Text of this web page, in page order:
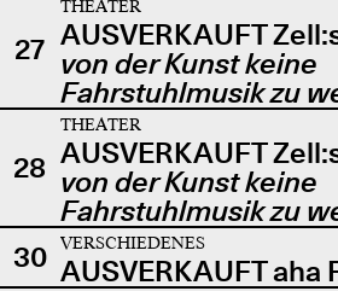
27
THEATER
AUSVERKAUFT
von der Kunst keine
Fahrstuhlmusik zu
28
THEATER
AUSVERKAUFT
von der Kunst keine
Fahrstuhlmusik zu
30
VERSCHIEDENES
AUSVERKAUFT aha